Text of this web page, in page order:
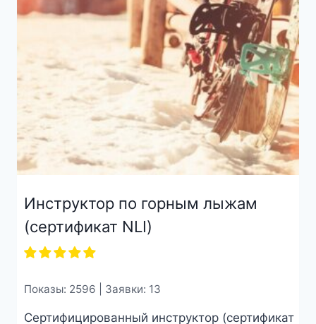
Инструктор по горным лыжам
(сертификат NLI)
Показы: 2596 | Заявки: 13
Сертифицированный инструктор (сертификат